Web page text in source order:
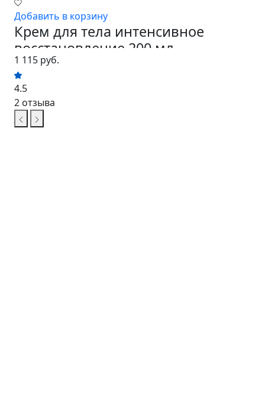
Добавить в корзину
Крем для тела интенсивное
восстановление 200 мл
1 115 руб.
4.5
2 отзыва